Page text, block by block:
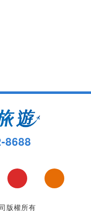
8688
版權所有